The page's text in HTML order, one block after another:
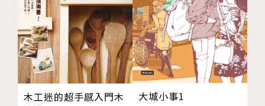
法式培根雞蛋鹹派
瑞可達乳酪煎餅
瑞可達乳酪
莎莎醬牛肉漢堡
番茄酪梨莎莎醬
義式臘腸薄餅披薩
木工迷的超手感入門木
大城小事1